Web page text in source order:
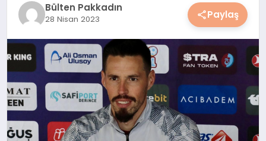
SPOR & FITNESS
YAŞAM
YEMEK
KIMDIR?
HESAPLAMALAR
Bülten Pakkadın
28 Nisan 2023 Paylaş